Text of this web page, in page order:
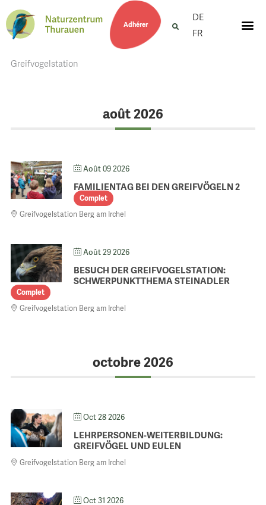
Adhérer
DE
FR
Greifvogelstation
août 2026
Août 09 2026
FAMILIENTAG BEI DEN GREIFVÖGELN 2
Complet
Greifvogelstation Berg am Irchel
Août 29 2026
BESUCH DER GREIFVOGELSTATION:
SCHWERPUNKTTHEMA STEINADLER
Complet
Greifvogelstation Berg am Irchel
octobre 2026
Oct 28 2026
LEHRPERSONEN-WEITERBILDUNG:
GREIFVÖGEL UND EULEN
Greifvogelstation Berg am Irchel
Oct 31 2026